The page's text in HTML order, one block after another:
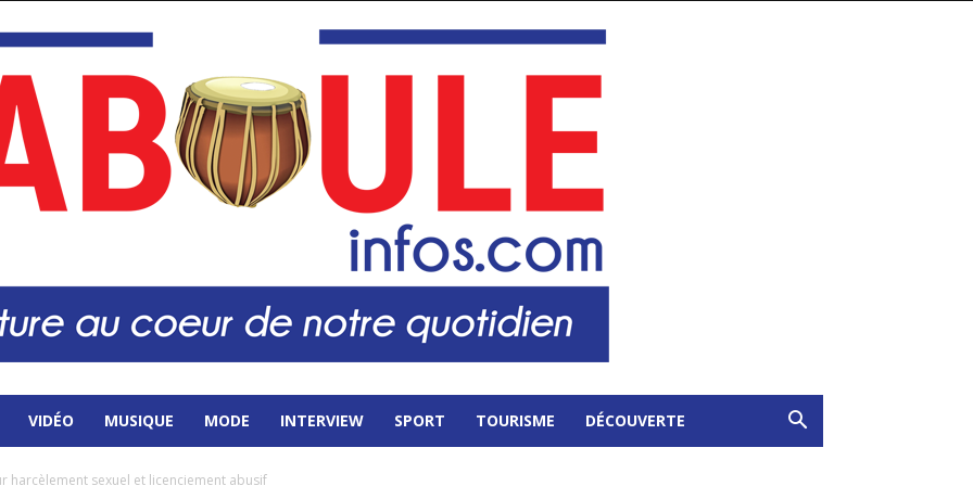
VIDÉO MUSIQUE MODE INTERVIEW SPORT TOURISME DÉCOUVERTE
harcèlement sexuel et licenciement abusif